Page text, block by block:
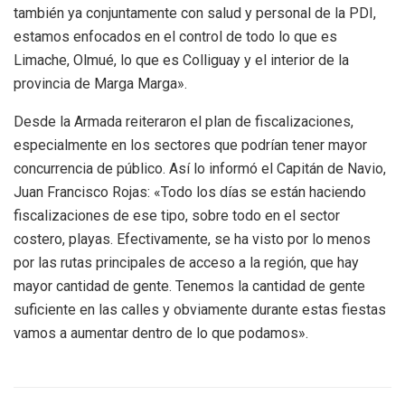
también ya conjuntamente con salud y personal de la PDI,
estamos enfocados en el control de todo lo que es
Limache, Olmué, lo que es Colliguay y el interior de la
provincia de Marga Marga».
Desde la Armada reiteraron el plan de fiscalizaciones,
especialmente en los sectores que podrían tener mayor
concurrencia de público. Así lo informó el Capitán de Navio,
Juan Francisco Rojas: «Todo los días se están haciendo
fiscalizaciones de ese tipo, sobre todo en el sector
costero, playas. Efectivamente, se ha visto por lo menos
por las rutas principales de acceso a la región, que hay
mayor cantidad de gente. Tenemos la cantidad de gente
suficiente en las calles y obviamente durante estas fiestas
vamos a aumentar dentro de lo que podamos».